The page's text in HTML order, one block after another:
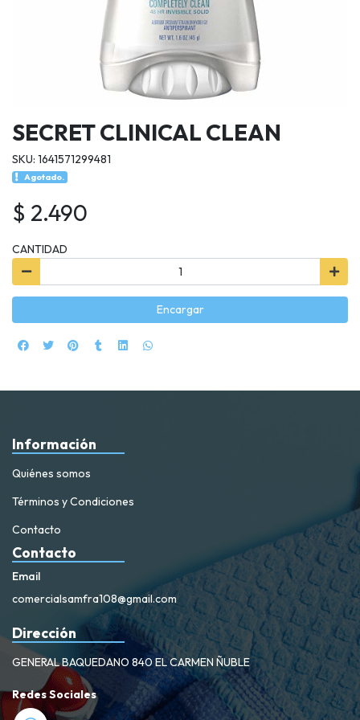
SECRET CLINICAL CLEAN
SKU: 1641571299481
Agotado.
$ 2.490
CANTIDAD
Encargar
Información
Quiénes somos
Términos y Condiciones
Contacto
Contacto
Email
comercialsamfra108@gmail.com
Dirección
GENERAL BAQUEDANO 840 EL CARMEN ÑUBLE
Redes Sociales